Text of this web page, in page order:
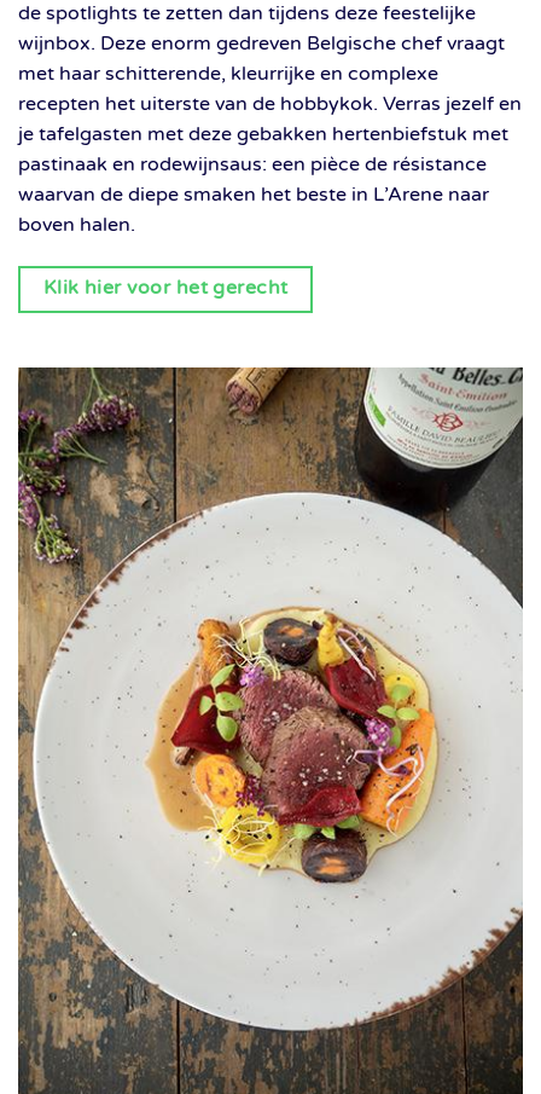
de spotlights te zetten dan tijdens deze feestelijke
wijnbox. Deze enorm gedreven Belgische chef vraagt
met haar schitterende, kleurrijke en complexe
recepten het uiterste van de hobbykok. Verras jezelf en
je tafelgasten met deze gebakken hertenbiefstuk met
pastinaak en rodewijnsaus: een pièce de résistance
waarvan de diepe smaken het beste in L’Arene naar
boven halen.
Klik hier voor het gerecht